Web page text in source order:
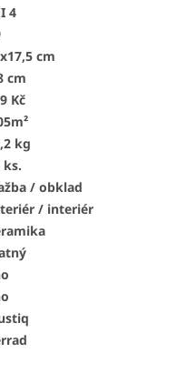
4
cm
cm
Kč
kg
ks.
/ obklad
/ interiér